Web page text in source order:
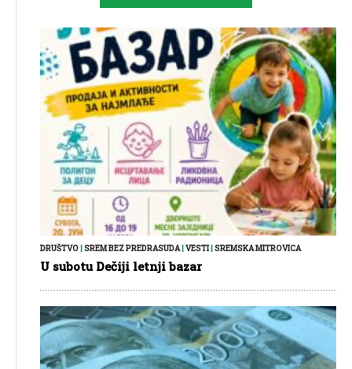
DRUŠTVO SREM BEZ PREDRASUDA| VESTI| SREMSKA MITROVICA
U subotu Dečiji letnji bazar